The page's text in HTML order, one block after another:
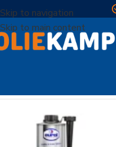
Skip to navigation
Skip to main content